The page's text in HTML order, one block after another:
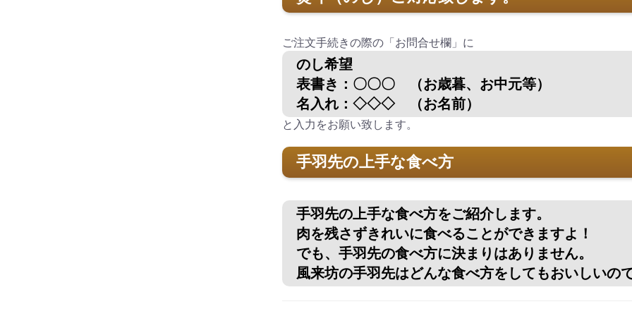
熨斗（のし）ご対応致します。
ご注文手続きの際の「お問合せ欄」に
のし希望
表書き：〇〇〇 （お歳暮、お中元等）
名入れ：◇◇◇ （お名前）
と入力をお願い致します。
手羽先の上手な食べ方
手羽先の上手な食べ方をご紹介します。
肉を残さずきれいに食べることができますよ！